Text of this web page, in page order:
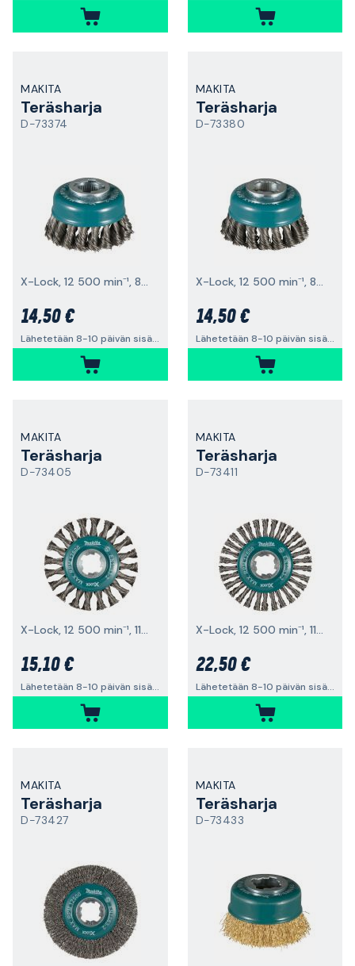
MAKITA
Teräsharja
D-73374
X-Lock, 12 500 min⁻¹, 80x0,35 mm
14,50 €
Lähetetään 8-10 päivän sisällä
MAKITA
Teräsharja
D-73380
X-Lock, 12 500 min⁻¹, 80x0,5 mm
14,50 €
Lähetetään 8-10 päivän sisällä
MAKITA
Teräsharja
D-73405
X-Lock, 12 500 min⁻¹, 115x0,5 mm
15,10 €
Lähetetään 8-10 päivän sisällä
MAKITA
Teräsharja
D-73411
X-Lock, 12 500 min⁻¹, 115x0,5 mm
22,50 €
Lähetetään 8-10 päivän sisällä
MAKITA
Teräsharja
D-73427
MAKITA
Teräsharja
D-73433